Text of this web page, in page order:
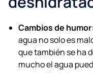
Cambios de humor
agua no solo es
que también se ha
mucho el agua